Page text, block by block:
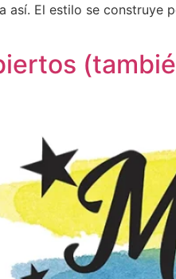
así. El estilo se